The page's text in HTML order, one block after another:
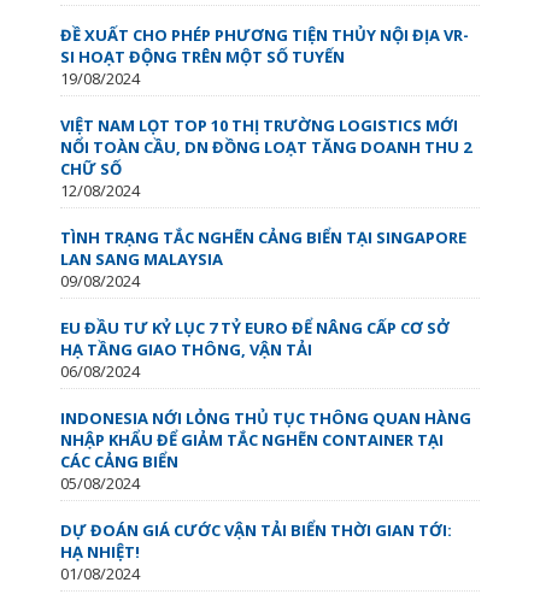
ĐỀ XUẤT CHO PHÉP PHƯƠNG TIỆN THỦY NỘI ĐỊA VR-
SI HOẠT ĐỘNG TRÊN MỘT SỐ TUYẾN
19/08/2024
VIỆT NAM LỌT TOP 10 THỊ TRƯỜNG LOGISTICS MỚI
NỔI TOÀN CẦU, DN ĐỒNG LOẠT TĂNG DOANH THU 2
CHỮ SỐ
12/08/2024
TÌNH TRẠNG TẮC NGHẼN CẢNG BIỂN TẠI SINGAPORE
LAN SANG MALAYSIA
09/08/2024
EU ĐẦU TƯ KỶ LỤC 7 TỶ EURO ĐỂ NÂNG CẤP CƠ SỞ
HẠ TẦNG GIAO THÔNG, VẬN TẢI
06/08/2024
INDONESIA NỚI LỎNG THỦ TỤC THÔNG QUAN HÀNG
NHẬP KHẨU ĐỂ GIẢM TẮC NGHẼN CONTAINER TẠI
CÁC CẢNG BIỂN
05/08/2024
DỰ ĐOÁN GIÁ CƯỚC VẬN TẢI BIỂN THỜI GIAN TỚI:
HẠ NHIỆT!
01/08/2024